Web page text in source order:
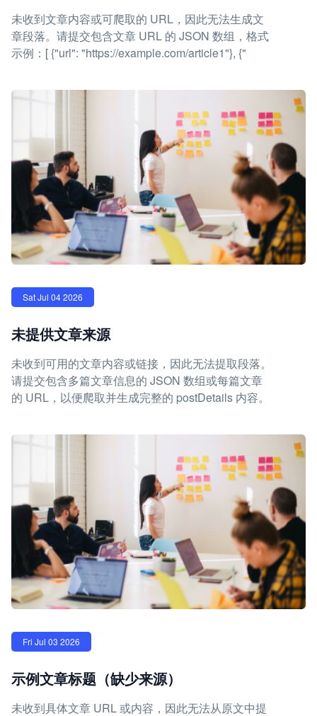
未收到文章内容或可爬取的 URL，因此无法生成文
章段落。请提交包含文章 URL 的 JSON 数组，格式
示例：[ {"url": "https://example.com/article1"}, {"
Sat Jul 04 2026
未提供文章来源
未收到可用的文章内容或链接，因此无法提取段落。
请提交包含多篇文章信息的 JSON 数组或每篇文章
的 URL，以便爬取并生成完整的 postDetails 内容。
Fri Jul 03 2026
示例文章标题（缺少来源）
未收到具体文章 URL 或内容，因此无法从原文中提